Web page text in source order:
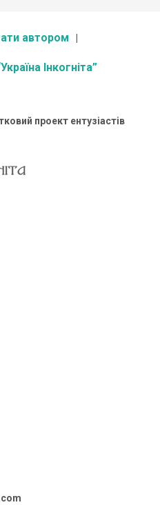
автором
Інкогніта”
проект ентузіастів